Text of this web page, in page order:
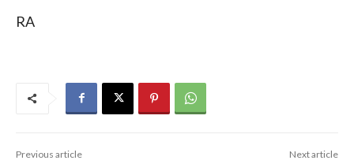
RA
Previous article Next article